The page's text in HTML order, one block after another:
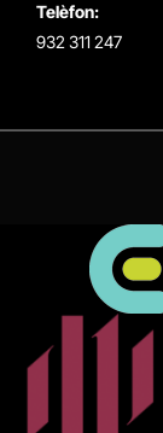
Telèfon:
932 311 247